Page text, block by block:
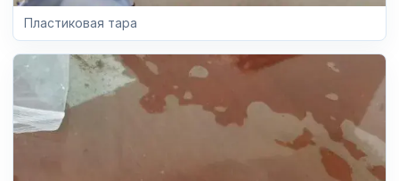
Пластиковая тара